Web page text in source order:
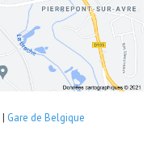
| Gare de Belgique